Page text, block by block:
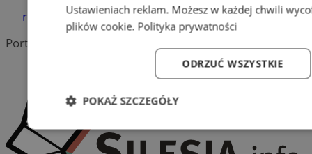
reklama
Portal należy do sieci
Ustawieniach reklam. Możesz w każdej chwili
plików cookie. Polityka prywatności
ODRZUĆ WSZYSTKIE
POKAŻ SZCZEGÓŁY
Niezbędne Wydajność Targetowanie